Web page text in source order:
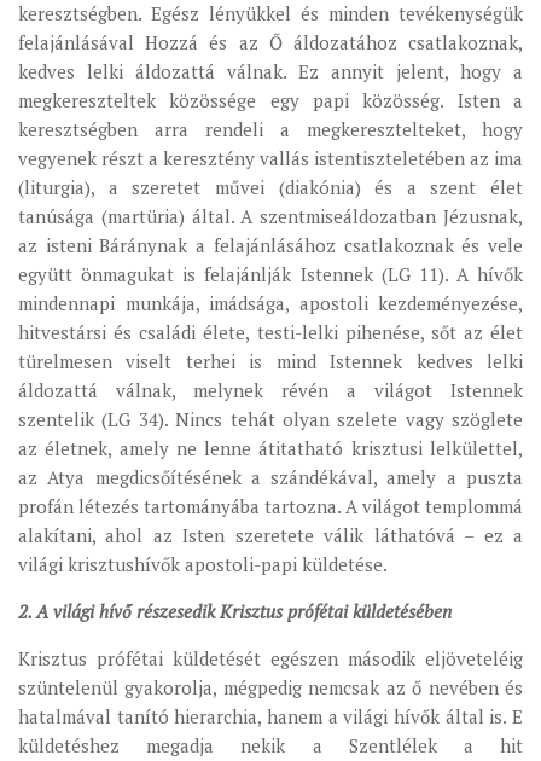
keresztségben. Egész lényükkel és minden tevékenységük
felajánlásával Hozzá és az Ő áldozatához csatlakoznak,
kedves lelki áldozattá válnak. Ez annyit jelent, hogy a
megkereszteltek közössége egy papi közösség. Isten a
keresztségben arra rendeli a megkeresztelteket, hogy
vegyenek részt a keresztény vallás istentiszteletében az ima
(liturgia), a szeretet művei (diakónia) és a szent élet
tanúsága (martüria) által. A szentmiseáldozatban Jézusnak,
az isteni Báránynak a felajánlásához csatlakoznak és vele
együtt önmagukat is felajánlják Istennek (LG 11). A hívők
mindennapi munkája, imádsága, apostoli kezdeményezése,
hitvestársi és családi élete, testi-lelki pihenése, sőt az élet
türelmesen viselt terhei is mind Istennek kedves lelki
áldozattá válnak, melynek révén a világot Istennek
szentelik (LG 34). Nincs tehát olyan szelete vagy szöglete
az életnek, amely ne lenne átitatható krisztusi lelkülettel,
az Atya megdicsőítésének a szándékával, amely a puszta
profán létezés tartományába tartozna. A világot templommá
alakítani, ahol az Isten szeretete válik láthatóvá – ez a
világi krisztushívők apostoli-papi küldetése.
2. A világi hívő részesedik Krisztus prófétai küldetésében
Krisztus prófétai küldetését egészen második eljöveteléig
szüntelenül gyakorolja, mégpedig nemcsak az ő nevében és
hatalmával tanító hierarchia, hanem a világi hívők által is. E
küldetéshez megadja nekik a Szentlélek a hit